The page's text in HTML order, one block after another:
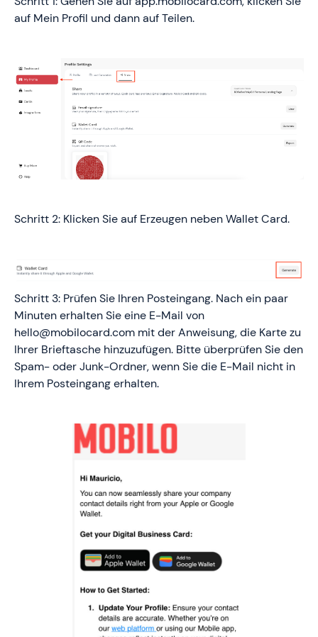
auf Mein Profil und dann auf Teilen.
Schritt 2: Klicken Sie auf Erzeugen neben Wallet Card.
Schritt 3: Prüfen Sie Ihren Posteingang. Nach ein paar
Minuten erhalten Sie eine E-Mail von
hello@mobilocard.com mit der Anweisung, die Karte zu
Ihrer Brieftasche hinzuzufügen. Bitte überprüfen Sie den
Spam- oder Junk-Ordner, wenn Sie die E-Mail nicht in
Ihrem Posteingang erhalten.